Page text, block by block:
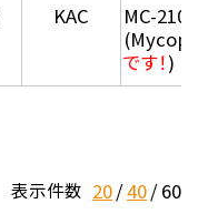
KAC
MC-210 (
です！)
表示件数 20 40 60